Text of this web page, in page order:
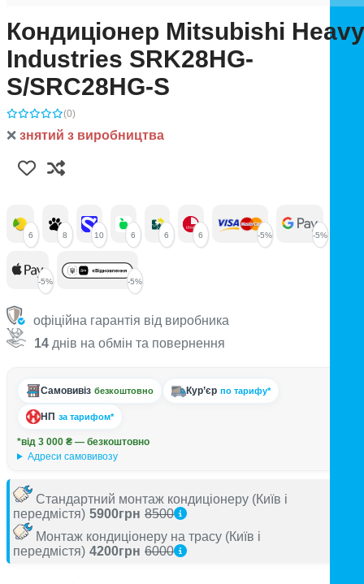
Кондиціонер Mitsubishi Heavy
Industries SRK28HG-
S/SRС28HG-S
(0)
❌ знятий з виробництва
6 8 10 6 6 6 -5% -5%
-5% -5%
офіційна гарантія від виробника
14 днів на обмін та повернення
Самовивіз безкоштовно Кур’єр по тарифу*
НП за тарифом*
*від 3 000 ₴ — безкоштовно
Адреси самовивозу
Стандартний монтаж кондиціонеру (Київ і
передмістя) 5900грн 8500
Монтаж кондиціонеру на трасу (Київ і
передмістя) 4200грн 6000